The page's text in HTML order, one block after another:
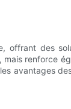
offrant des
renforce
avantages